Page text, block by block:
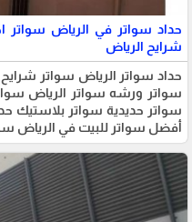
حداد سواتر في الرياض سواتر
شرايح الرياض
حداد سواتر الرياض سواتر
سواتر ورشه سواتر الرياض
سواتر حديدية سواتر بلاستيك
أفضل سواتر للبيت في الرياض